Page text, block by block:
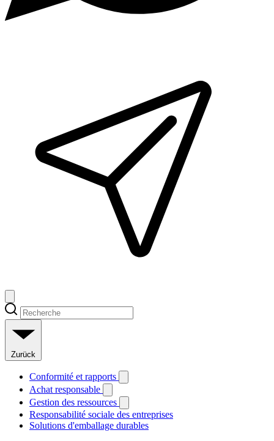
Zurück
Conformité et rapports
Achat responsable
Gestion des ressources
Responsabilité sociale des entreprises
Solutions d'emballage durables